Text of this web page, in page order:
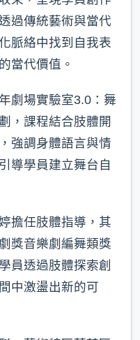
過傳統藝術與當代
脈絡中找到自我表
當代價值。
劇場實驗室3.0：舞
，課程結合肢體開
強調身體語言與情
導學員建立舞台自
擔任肢體指導，其
獎音樂劇編舞類獎
員透過肢體探索創
中激盪出新的可